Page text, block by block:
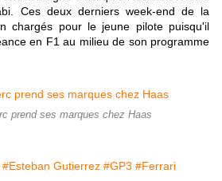
Ces deux derniers week-end de la
chargés pour le jeune pilote puisqu'il
en F1 au milieu de son programme
prend ses marques chez Haas
#Esteban Gutierrez #GP3 #Ferrari